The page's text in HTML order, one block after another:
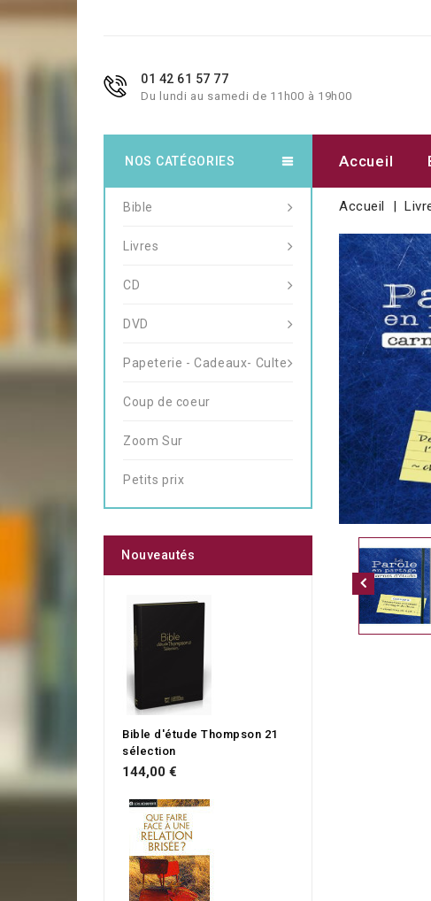
01 42 61 57 77
Du lundi au samedi de 11h00 à 19h00
Accueil
Accueil
NOS CATÉGORIES
Bible
Livres
CD
DVD
Papeterie - Cadeaux- Culte
Coup de coeur
Zoom Sur
Petits prix
Nouveautés
Bible d'étude Thompson 21
sélection
144,00 €